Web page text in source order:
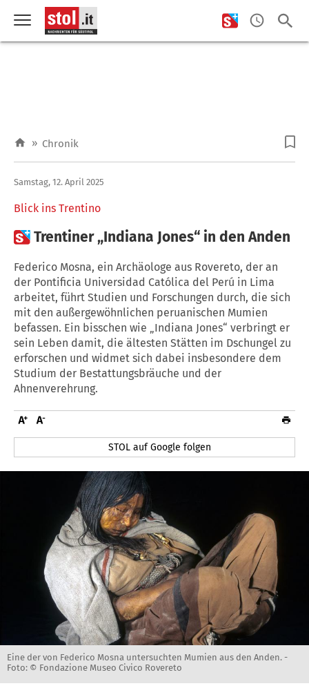
» Chronik
Blick ins Trentino
Samstag, 12. April 2025
Trentiner „Indiana Jones“ in den Anden
Federico Mosna, ein Archäologe aus Rovereto, der an
der Pontificia Universidad Católica del Perú in Lima
arbeitet, führt Studien und Forschungen durch, die sich
mit den außergewöhnlichen peruanischen Mumien
befassen. Ein bisschen wie „Indiana Jones“ verbringt er
sein Leben damit, die ältesten Stätten im Dschungel zu
erforschen und widmet sich dabei insbesondere dem
Studium der Bestattungsbräuche und der
Ahnenverehrung.
STOL auf Google folgen
Eine der von Federico Mosna untersuchten Mumien aus den Anden. -
Foto: © Fondazione Museo Civico Rovereto